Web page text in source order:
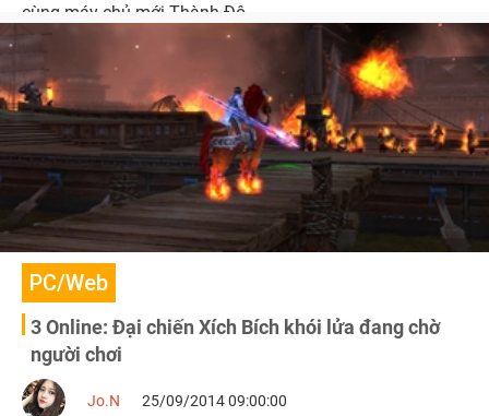
cùng máy chủ mới Thành Đô.
PC/Web
3 Online: Đại chiến Xích Bích khói lửa đang chờ
người chơi
Jo.N 25/09/2014 09:00:00